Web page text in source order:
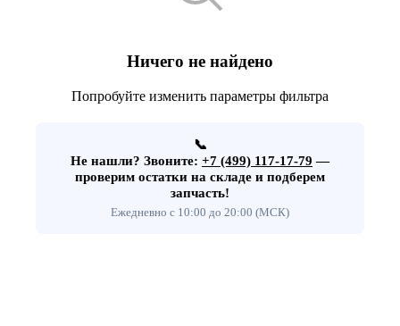
Ничего не найдено
Попробуйте изменить параметры фильтра
📞
Не нашли? Звоните: +7 (499) 117-17-79 —
проверим остатки на складе и подберем
запчасть!
Ежедневно с 10:00 до 20:00 (МСК)